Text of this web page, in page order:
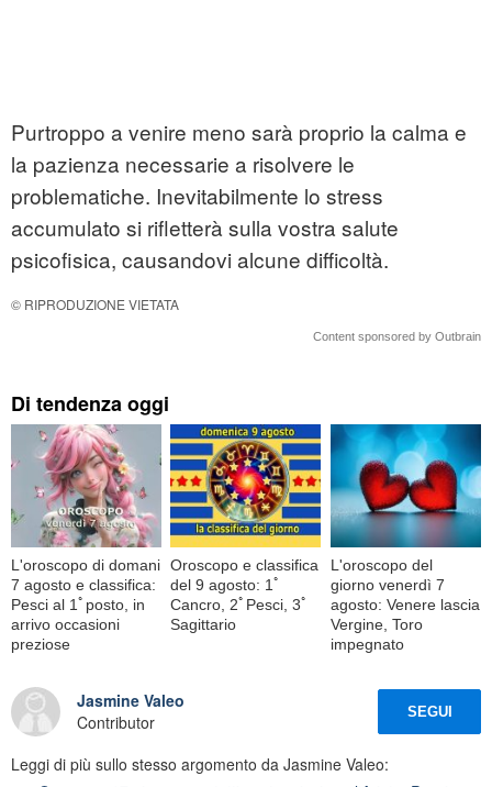
Purtroppo a venire meno sarà proprio la calma e
la pazienza necessarie a risolvere le
problematiche. Inevitabilmente lo stress
accumulato si rifletterà sulla vostra salute
psicofisica, causandovi alcune difficoltà.
© RIPRODUZIONE VIETATA
Content sponsored by Outbrain
Di tendenza oggi
L'oroscopo di domani
7 agosto e classifica:
Pesci al 1ﾟposto, in
arrivo occasioni
preziose
Oroscopo e classifica
del 9 agosto: 1ﾟ
Cancro, 2ﾟPesci, 3ﾟ
Sagittario
L'oroscopo del
giorno venerdì 7
agosto: Venere lascia
Vergine, Toro
impegnato
Jasmine Valeo
Contributor
SEGUI
Leggi di più sullo stesso argomento da Jasmine Valeo: